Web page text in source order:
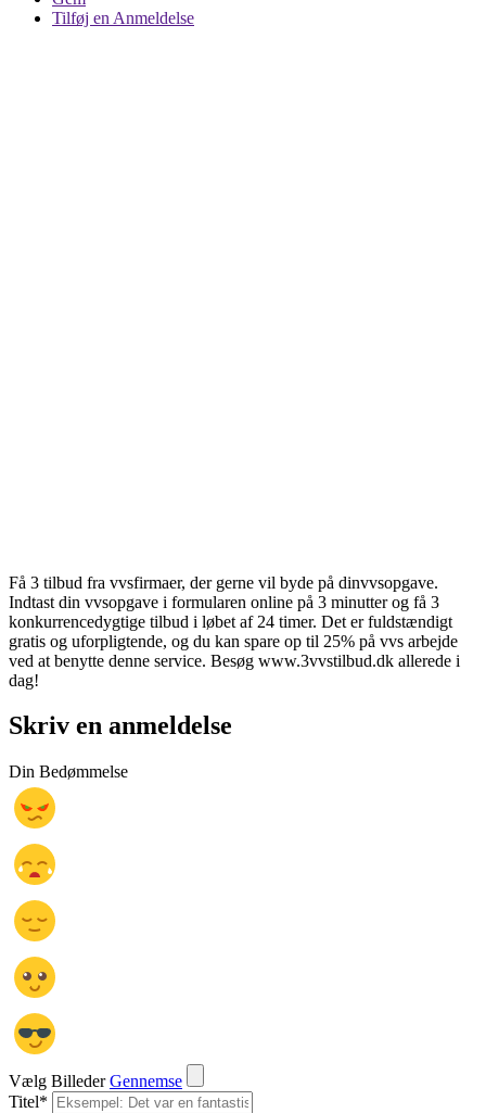
Tilføj en Anmeldelse
Få 3 tilbud fra vvsfirmaer, der gerne vil byde på dinvvsopgave.
Indtast din vvsopgave i formularen online på 3 minutter og få 3
konkurrencedygtige tilbud i løbet af 24 timer. Det er fuldstændigt
gratis og uforpligtende, og du kan spare op til 25% på vvs arbejde
ved at benytte denne service. Besøg www.3vvstilbud.dk allerede i
dag!
Skriv en anmeldelse
Din Bedømmelse
Vælg Billeder Gennemse
Titel*